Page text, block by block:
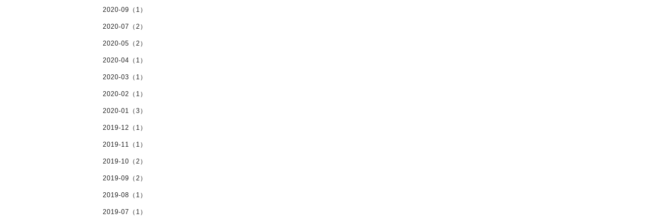
2020-09（1）
2020-07（2）
2020-05（2）
2020-04（1）
2020-03（1）
2020-02（1）
2020-01（3）
2019-12（1）
2019-11（1）
2019-10（2）
2019-09（2）
2019-08（1）
2019-07（1）